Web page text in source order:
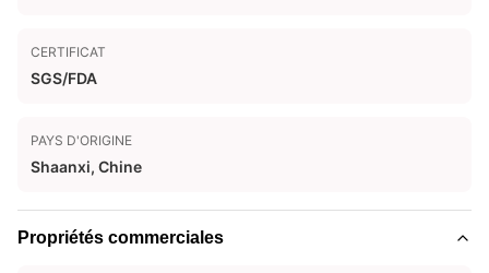
CERTIFICAT
SGS/FDA
PAYS D'ORIGINE
Shaanxi, Chine
Propriétés commerciales